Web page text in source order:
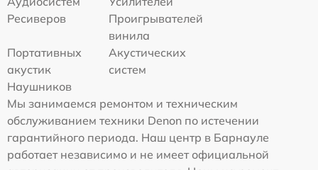
Ресиверов
Проигрывателей
винила
Портативных
акустик
Акустических
систем
Наушников
Мы занимаемся ремонтом и техническим
обслуживанием техники Denon по истечении
гарантийного периода. Наш центр в Барнауле
работает независимо и не имеет официальной